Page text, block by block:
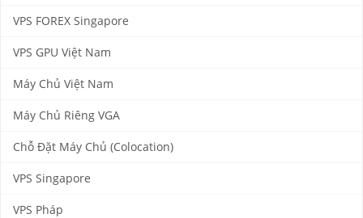
VPS FOREX Singapore
VPS GPU Việt Nam
Máy Chủ Việt Nam
Máy Chủ Riêng VGA
Chỗ Đặt Máy Chủ (Colocation)
VPS Singapore
VPS Pháp